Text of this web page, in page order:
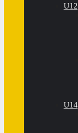
U12
U14